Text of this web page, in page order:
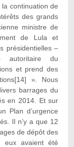
continuation de
des grands
ministre de
de Lula et
présidentielles –
autoritaire du
et prend des
[14] ». Nous
barrages du
en 2014. Et sur
Plan d’urgence
Il n’y a que 12
de dépôt des
eux avaient été